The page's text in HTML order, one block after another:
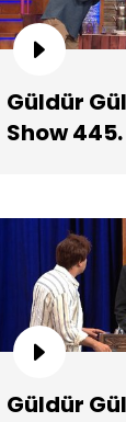
Güldür
Show
Güldür